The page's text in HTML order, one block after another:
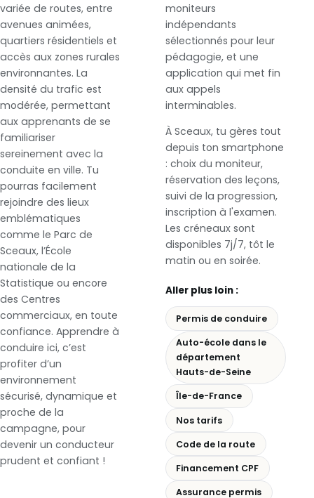
variée de routes, entre
avenues animées,
quartiers résidentiels et
accès aux zones rurales
environnantes. La
densité du trafic est
modérée, permettant
aux apprenants de se
familiariser
sereinement avec la
conduite en ville. Tu
pourras facilement
rejoindre des lieux
emblématiques
comme le Parc de
Sceaux, l’École
nationale de la
Statistique ou encore
des Centres
commerciaux, en toute
confiance. Apprendre à
conduire ici, c’est
profiter d’un
environnement
sécurisé, dynamique et
proche de la
campagne, pour
devenir un conducteur
prudent et confiant !
moniteurs
indépendants
sélectionnés pour leur
pédagogie, et une
application qui met fin
aux appels
interminables.
À Sceaux, tu gères tout
depuis ton smartphone
: choix du moniteur,
réservation des leçons,
suivi de la progression,
inscription à l'examen.
Les créneaux sont
disponibles 7j/7, tôt le
matin ou en soirée.
Aller plus loin :
Permis de conduire
Auto-école dans le
département
Hauts-de-Seine
Île-de-France
Nos tarifs
Code de la route
Financement CPF
Assurance permis